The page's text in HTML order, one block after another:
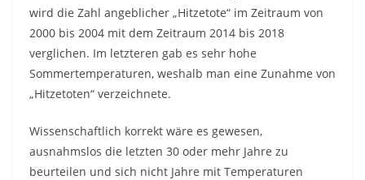
wird die Zahl angeblicher „Hitzetote“ im Zeitraum von
2000 bis 2004 mit dem Zeitraum 2014 bis 2018
verglichen. Im letzteren gab es sehr hohe
Sommertemperaturen, weshalb man eine Zunahme von
„Hitzetoten“ verzeichnete.
Wissenschaftlich korrekt wäre es gewesen,
ausnahmslos die letzten 30 oder mehr Jahre zu
beurteilen und sich nicht Jahre mit Temperaturen